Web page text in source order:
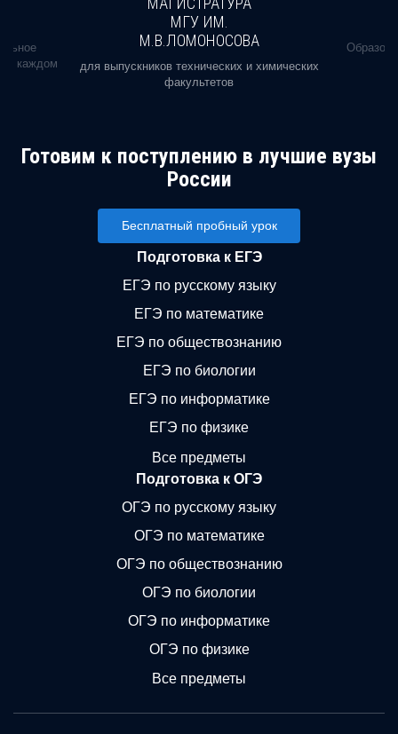
в каждом
МГУ ИМ.
М.В.ЛОМОНОСОВА
для выпускников технических и химических
факультетов
Готовим к поступлению в лучшие вузы
России
Бесплатный пробный урок
Подготовка к ЕГЭ
ЕГЭ по русскому языку
ЕГЭ по математике
ЕГЭ по обществознанию
ЕГЭ по биологии
ЕГЭ по информатике
ЕГЭ по физике
Все предметы
Подготовка к ОГЭ
ОГЭ по русскому языку
ОГЭ по математике
ОГЭ по обществознанию
ОГЭ по биологии
ОГЭ по информатике
ОГЭ по физике
Все предметы